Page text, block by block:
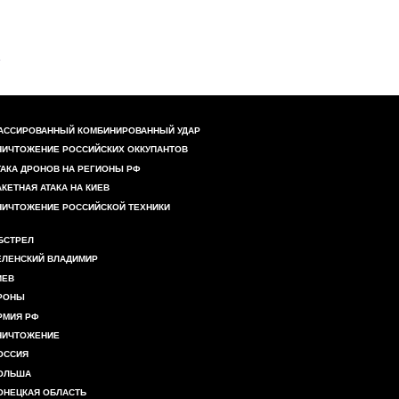
КОМБИНИРОВАННЫЙ УДАР
РОССИЙСКИХ ОККУПАНТОВ
ДРОНОВ НА РЕГИОНЫ РФ
АТАКА НА КИЕВ
РОССИЙСКОЙ ТЕХНИКИ
ВЛАДИМИР
РФ
ОБЛАСТЬ